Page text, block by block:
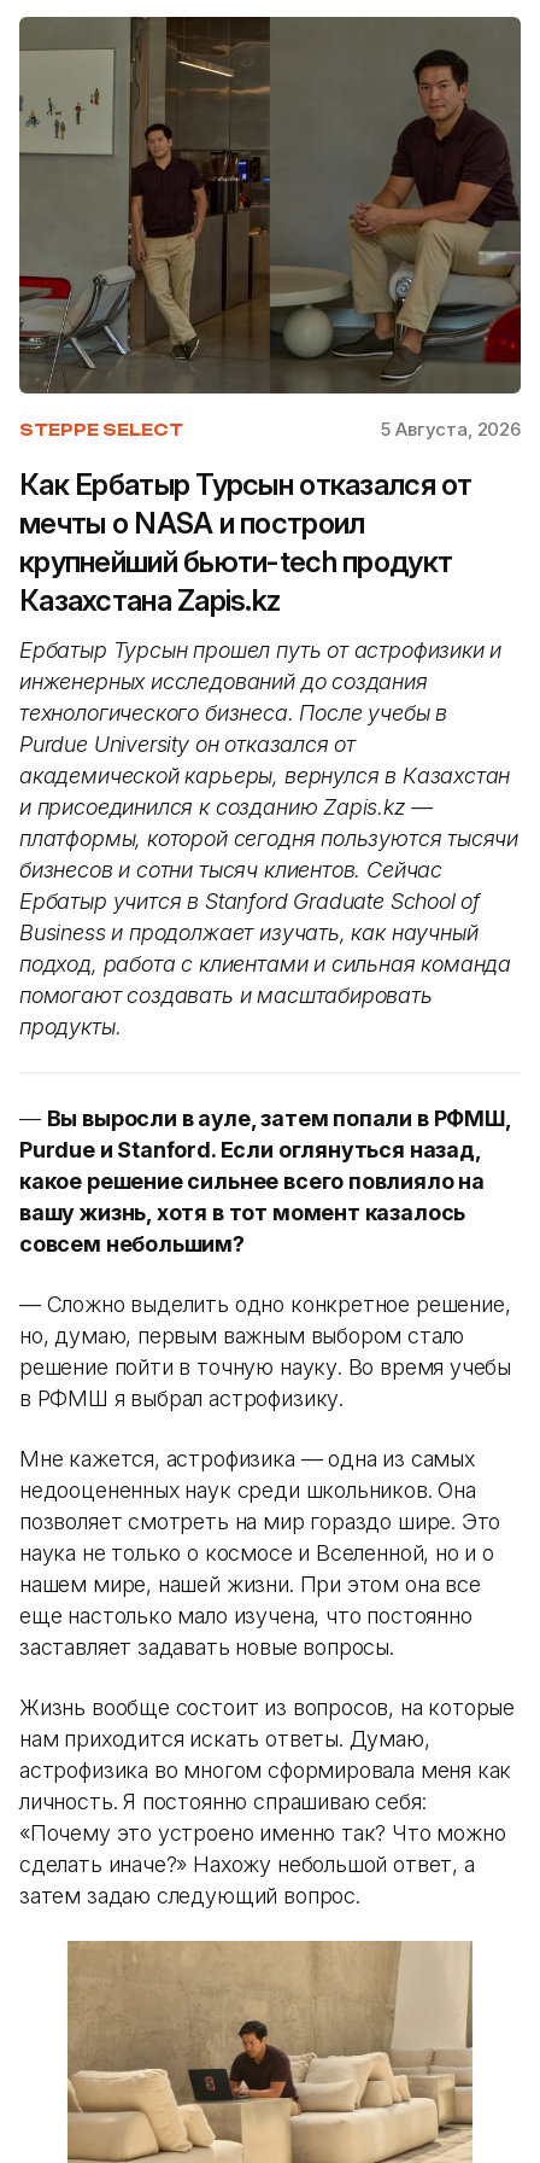
STEPPE SELECT 5 Августа, 2026
Как Ербатыр Турсын отказался от
мечты о NASA и построил
крупнейший бьюти-tech продукт
Казахстана Zapis.kz
Ербатыр Турсын прошел путь от астрофизики и
инженерных исследований до создания
технологического бизнеса. После учебы в
Purdue University он отказался от
академической карьеры, вернулся в Казахстан
и присоединился к созданию Zapis.kz —
платформы, которой сегодня пользуются тысячи
бизнесов и сотни тысяч клиентов. Сейчас
Ербатыр учится в Stanford Graduate School of
Business и продолжает изучать, как научный
подход, работа с клиентами и сильная команда
помогают создавать и масштабировать
продукты.
— Вы выросли в ауле, затем попали в РФМШ,
Purdue и Stanford. Если оглянуться назад,
какое решение сильнее всего повлияло на
вашу жизнь, хотя в тот момент казалось
совсем небольшим?
— Сложно выделить одно конкретное решение,
но, думаю, первым важным выбором стало
решение пойти в точную науку. Во время учебы
в РФМШ я выбрал астрофизику.
Мне кажется, астрофизика — одна из самых
недооцененных наук среди школьников. Она
позволяет смотреть на мир гораздо шире. Это
наука не только о космосе и Вселенной, но и о
нашем мире, нашей жизни. При этом она все
еще настолько мало изучена, что постоянно
заставляет задавать новые вопросы.
Жизнь вообще состоит из вопросов, на которые
нам приходится искать ответы. Думаю,
астрофизика во многом сформировала меня как
личность. Я постоянно спрашиваю себя:
«Почему это устроено именно так? Что можно
сделать иначе?» Нахожу небольшой ответ, а
затем задаю следующий вопрос.